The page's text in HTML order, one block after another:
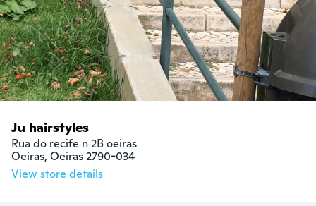
Ju hairstyles
Rua do recife n 2B oeiras
Oeiras, Oeiras 2790-034
View store details